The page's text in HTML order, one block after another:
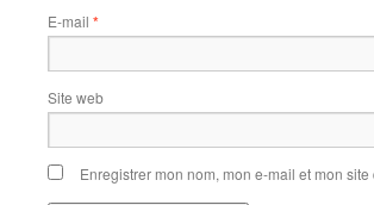
E-mail *
Site web
Enregistrer mon nom, mon e-mail et mon